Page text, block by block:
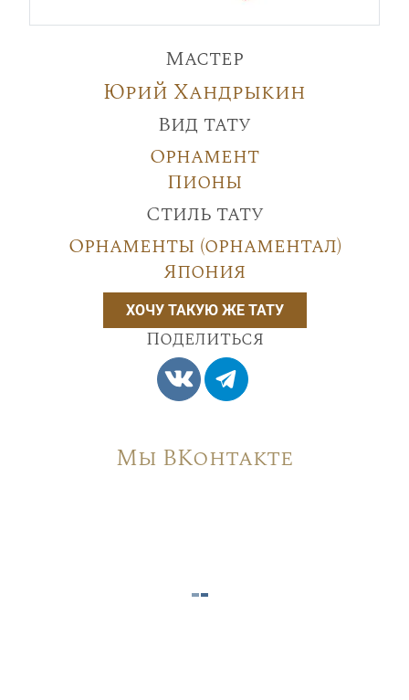
Мастер
Юрий Хандрыкин
Вид тату
Орнамент
Пионы
Стиль тату
Орнаменты (орнаментал)
Япония
ХОЧУ ТАКУЮ ЖЕ ТАТУ
Поделиться
Мы ВКонтакте